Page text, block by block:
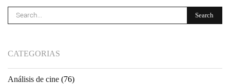
CATEGORIAS
Análisis de cine (76)